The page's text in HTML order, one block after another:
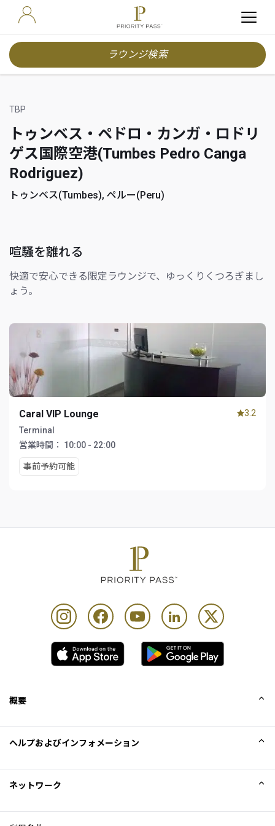
ラウンジ検索
TBP
トゥンベス・ペドロ・カンガ・ロドリ
ゲス国際空港(Tumbes Pedro Canga
Rodriguez)
トゥンベス(Tumbes), ペルー(Peru)
喧騒を離れる
快適で安心できる限定ラウンジで、ゆっくりくつろぎまし
ょう。
Caral VIP Lounge
Terminal
営業時間：
10:00 - 22:00
事前予約可能
3.2
概要
Excellence Awards
ヘルプおよびインフォメーション
ネットワーク